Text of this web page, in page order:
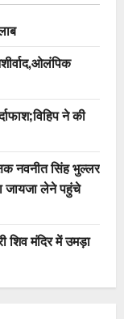
ने की
नवनीत सिंह भुल्लर
जायजा लेने पहुंचे
शिव मंदिर में उमड़ा